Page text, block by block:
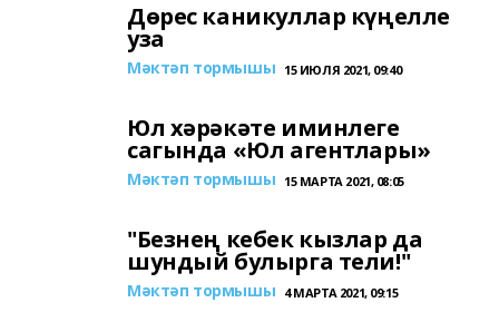
Дөрес каникуллар күңелле
уза
Мәктәп тормышы 15 ИЮЛЯ 2021, 09:40
Юл хәрәкәте иминлеге
сагында «Юл агентлары»
Мәктәп тормышы 15 МАРТА 2021, 08:05
"Безнең кебек кызлар да
шундый булырга тели!"
Мәктәп тормышы 4 МАРТА 2021, 09:15